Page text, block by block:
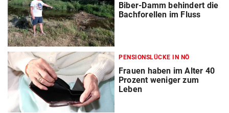
Biber-Damm behindert die
Bachforellen im Fluss
PENSIONSLÜCKE IN NÖ
Frauen haben im Alter 40
Prozent weniger zum
Leben